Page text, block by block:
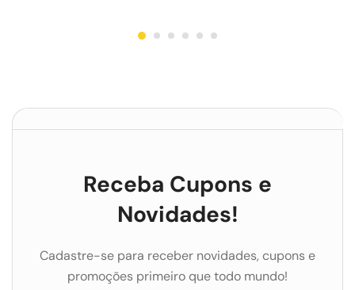
Receba Cupons e
Novidades!
Cadastre-se para receber novidades, cupons e
promoções primeiro que todo mundo!